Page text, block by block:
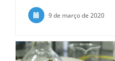
9 de março de 2020